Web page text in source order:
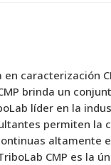
caracterización
brinda un
líder en la
permiten la
altamente
CMP es la